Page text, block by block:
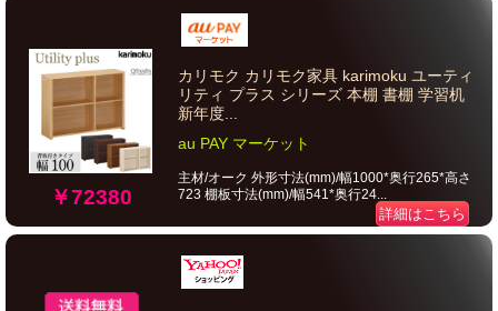
￥72380
カリモク カリモク家具 karimoku ユーティ
リティ プラス シリーズ 本棚 書棚 学習机
新年度...
au PAY マーケット
主材/オーク 外形寸法(mm)/幅1000*奥行265*高さ
723 棚板寸法(mm)/幅541*奥行24...
詳細はこちら